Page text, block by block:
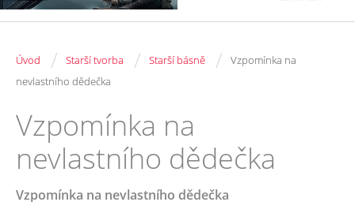
Úvod / Starší tvorba / Starší básně /
Vzpomínka na
nevlastního dědečka
Vzpomínka na
nevlastního dědečka
Vzpomínka na nevlastního dědečka